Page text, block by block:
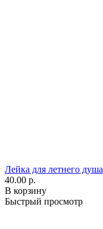
Лейка для летнего душа
40.00 р.
В корзину
Быстрый просмотр